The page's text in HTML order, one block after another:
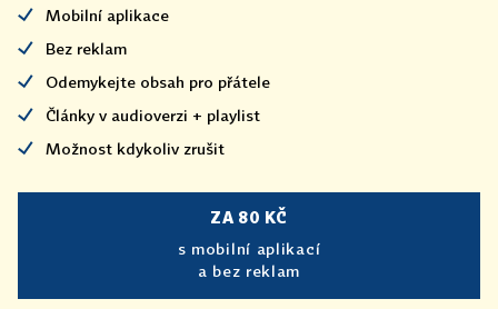
Mobilní aplikace
Bez reklam
Odemykejte obsah pro přátele
Články v audioverzi + playlist
Možnost kdykoliv zrušit
ZA 80 KČ
s mobilní aplikací
a bez reklam